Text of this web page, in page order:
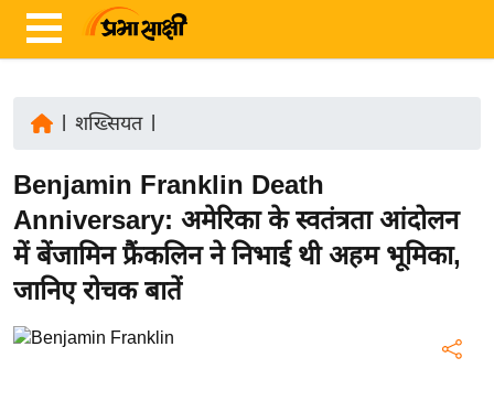
ज़ा
ख
ब
र
ष्ट्री
शख्सियत|
Benjamin Franklin Death
Anniversary: अमेरिका के स्वतंत्रता आंदोलन
में बेंजामिन फ्रैंकलिन ने निभाई थी अहम भूमिका,
जानिए रोचक बातें